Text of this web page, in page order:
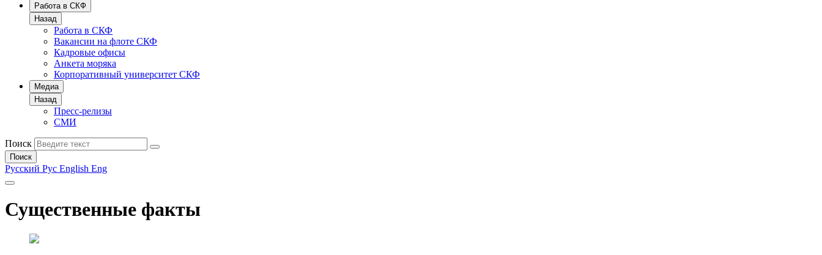
Работа в СКФ
Назад
Работа в СКФ
Вакансии на флоте СКФ
Кадровые офисы
Анкета моряка
Корпоративный университет СКФ
Медиа
Назад
Пресс-релизы
СМИ
Поиск
Поиск
Русский Рус English Eng
Существенные факты